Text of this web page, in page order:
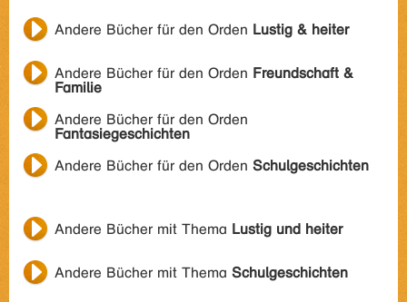
Andere Bücher für den Orden Lustig & heiter
Andere Bücher für den Orden Freundschaft &
Familie
Andere Bücher für den Orden
Fantasiegeschichten
Andere Bücher für den Orden Schulgeschichten
Andere Bücher mit Thema Lustig und heiter
Andere Bücher mit Thema Schulgeschichten